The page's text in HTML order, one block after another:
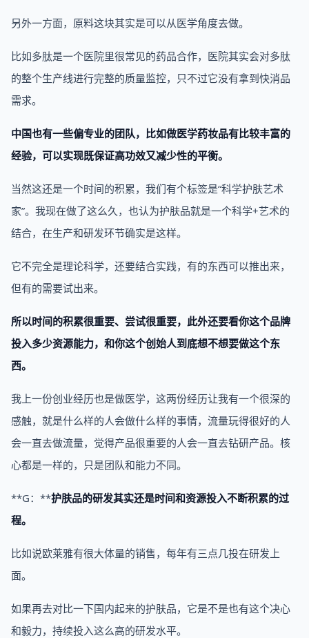
另外一方面，原料这块其实是可以从医学角度去做。
比如多肽是一个医院里很常见的药品合作，医院其实会对多肽
的整个生产线进行完整的质量监控，只不过它没有拿到快消品
需求。
中国也有一些偏专业的团队，比如做医学药妆品有比较丰富的
经验，可以实现既保证高功效又减少性的平衡。
当然这还是一个时间的积累，我们有个标签是“科学护肤艺术
家”。我现在做了这么久，也认为护肤品就是一个科学+艺术的
结合，在生产和研发环节确实是这样。
它不完全是理论科学，还要结合实践，有的东西可以推出来，
但有的需要试出来。
所以时间的积累很重要、尝试很重要，此外还要看你这个品牌
投入多少资源能力，和你这个创始人到底想不想要做这个东
西。
我上一份创业经历也是做医学，这两份经历让我有一个很深的
感触，就是什么样的人会做什么样的事情，流量玩得很好的人
会一直去做流量，觉得产品很重要的人会一直去钻研产品。核
心都是一样的，只是团队和能力不同。
**G：**护肤品的研发其实还是时间和资源投入不断积累的过
程。
比如说欧莱雅有很大体量的销售，每年有三点几投在研发上
面。
如果再去对比一下国内起来的护肤品，它是不是也有这个决心
和毅力，持续投入这么高的研发水平。